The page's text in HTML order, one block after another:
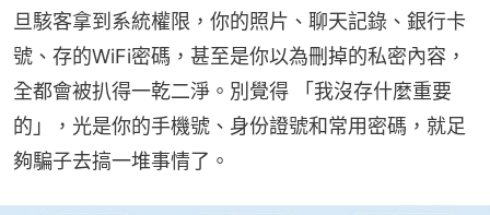
旦駭客拿到系統權限，你的照片、聊天記錄、銀行卡
號、存的WiFi密碼，甚至是你以為刪掉的私密內容，
全都會被扒得一乾二淨。別覺得 「我沒存什麼重要
的」，光是你的手機號、身份證號和常用密碼，就足
夠騙子去搞一堆事情了。